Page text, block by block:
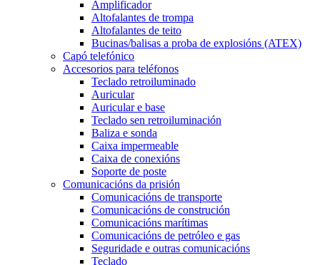
Amplificador
Altofalantes de trompa
Altofalantes de teito
Bucinas/balisas a proba de explosións (ATEX)
Capó telefónico
Accesorios para teléfonos
Teclado retroiluminado
Auricular
Auricular e base
Teclado sen retroiluminación
Baliza e sonda
Caixa impermeable
Caixa de conexións
Soporte de poste
Comunicacións da prisión
Comunicacións de transporte
Comunicacións de construción
Comunicacións marítimas
Comunicacións de petróleo e gas
Seguridade e outras comunicacións
Teclado